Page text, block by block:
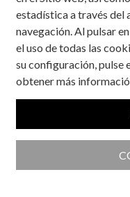
estadística a través del
navegación. Al pulsar en
el uso de todas las
su configuración, pulse
obtener más
buen